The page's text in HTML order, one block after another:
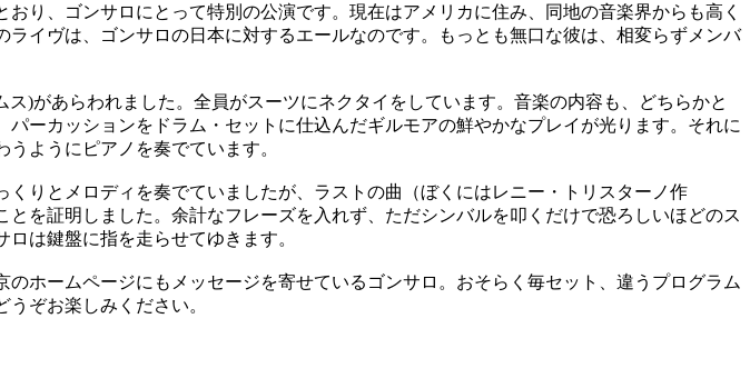
り、ゴンサロにとって特別の公演です。現在はアメリカに住み、同地の音楽界からも高く
イヴは、ゴンサロの日本に対するエールなのです。もっとも無口な彼は、相変らずメンバ
)があらわれました。全員がスーツにネクタイをしています。音楽の内容も、どちらかと
ーカッションをドラム・セットに仕込んだギルモアの鮮やかなプレイが光ります。それに
ようにピアノを奏でています。
りとメロディを奏でていましたが、ラストの曲（ぼくにはレニー・トリスターノ作
を証明しました。余計なフレーズを入れず、ただシンバルを叩くだけで恐ろしいほどのス
は鍵盤に指を走らせてゆきます。
ホームページにもメッセージを寄せているゴンサロ。おそらく毎セット、違うプログラム
ぞお楽しみください。